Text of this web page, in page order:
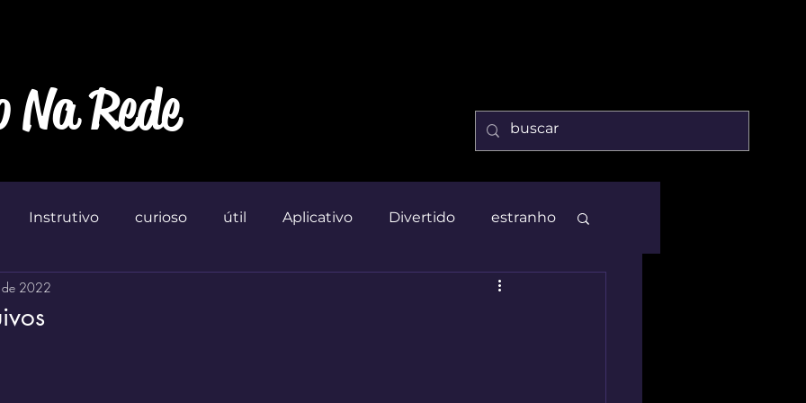
Rede
Instrutivo curioso útil Aplicativo Divertido estranho
Marketin'
2022
de 5 estrelas.